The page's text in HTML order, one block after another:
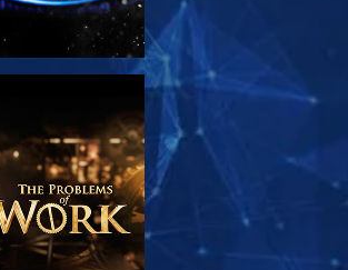
בדוק את הסדרה